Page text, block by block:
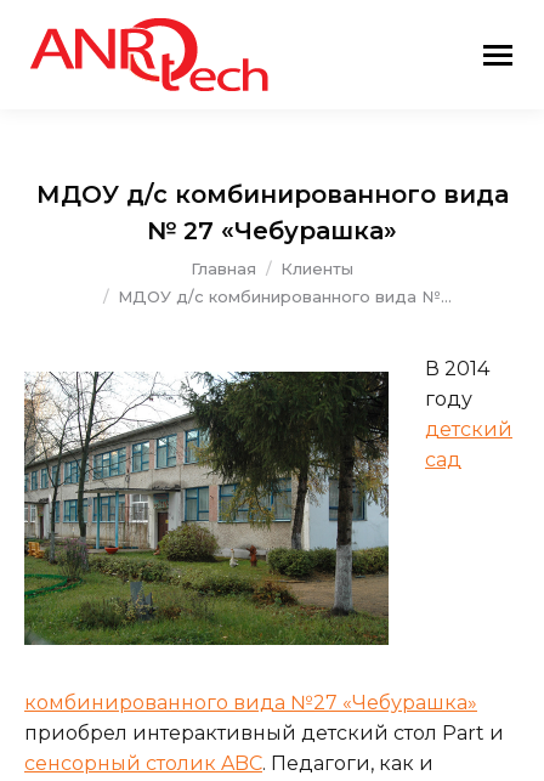
МДОУ д/с комбинированного вида
№ 27 «Чебурашка»
Главная
Клиенты
МДОУ д/с комбинированного вида №…
В 2014
году
детский
сад
комбинированного вида №27 «Чебурашка»
приобрел интерактивный детский стол Part и
сенсорный столик ABC. Педагоги, как и